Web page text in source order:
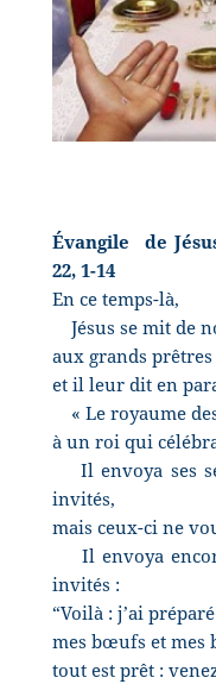
Évangile
de
22, 1-14
En ce temps-là,
Jésus se mit de
aux grands
et il leur dit en
« Le royaume
à un roi qui
Il envoya ses
invités,
mais ceux-ci ne
Il envoya
invités :
“Voilà : j’ai
mes bœufs et mes
tout est prêt :